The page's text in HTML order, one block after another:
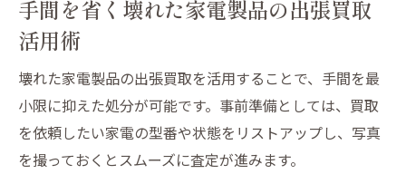
手間を省く壊れた家電製品の出張買取
活用術
壊れた家電製品の出張買取を活用することで、手間を最
小限に抑えた処分が可能です。事前準備としては、買取
を依頼したい家電の型番や状態をリストアップし、写真
を撮っておくとスムーズに査定が進みます。